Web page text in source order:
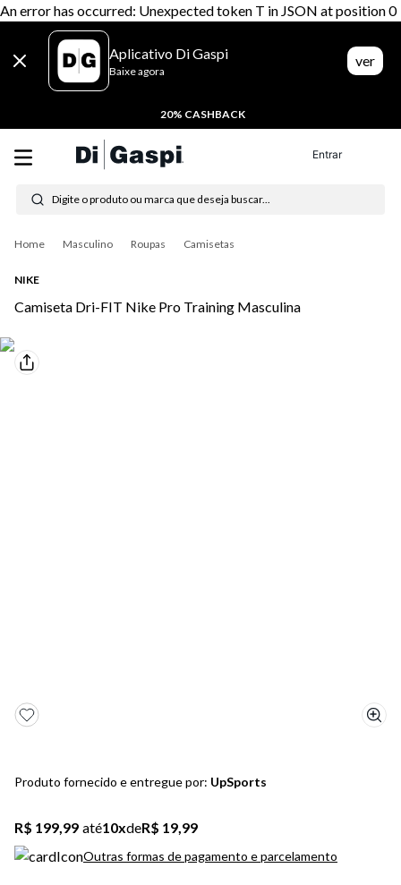
An error has occurred: Unexpected token T in JSON at position 0
Aplicativo Di Gaspi
Baixe agora
ver
20% CASHBACK
Entrar
Digite o produto ou marca que deseja buscar...
Masculino Roupas Camisetas
NIKE
Camiseta Dri-FIT Nike Pro Training Masculina
Produto fornecido e entregue por: UpSports
R$ 199,99 até10xdeR$ 19,99
Outras formas de pagamento e parcelamento
Termos mais buscados
1º tênis feminino
4º tênis masculino